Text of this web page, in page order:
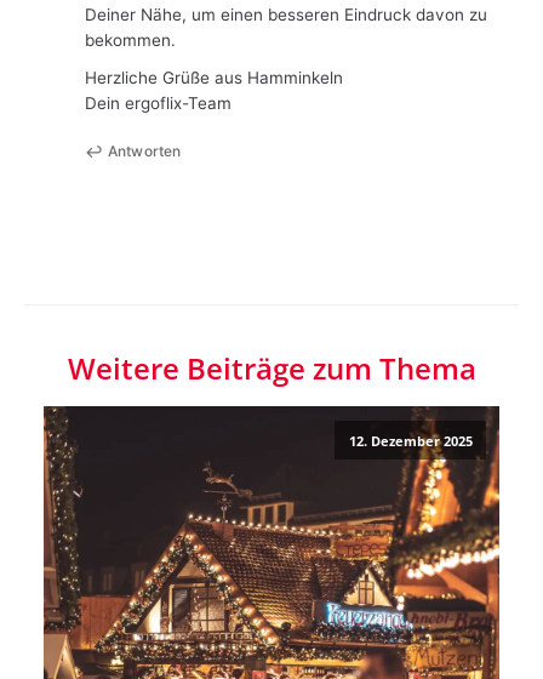
Deiner Nähe, um einen besseren Eindruck davon zu
bekommen.
Herzliche Grüße aus Hamminkeln
Dein ergoflix-Team
Antworten
Weitere Beiträge zum Thema
12. Dezember 2025